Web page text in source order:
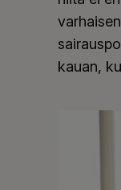
kauan,